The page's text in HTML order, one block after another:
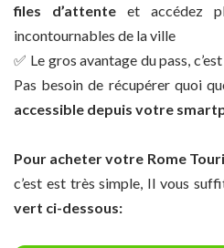
files d’attente et accédez
incontournables de la ville
✅ Le gros avantage du pass,
Pas besoin de récupérer quoi
accessible depuis votre
Pour acheter votre Rome
c’est est très simple, Il vous
vert ci-dessous: